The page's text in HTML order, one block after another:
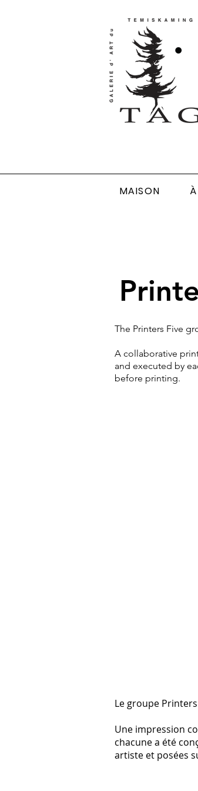
MAISON
The Printers Five
A collaborative
and executed by
before printing.
​Le groupe
Une impression
chacune a été
artiste et posées